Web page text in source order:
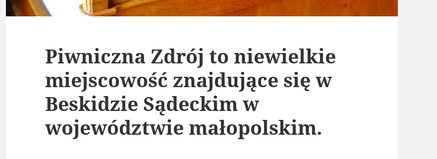
Piwniczna Zdrój to niewielkie
miejscowość znajdujące się w
Beskidzie Sądeckim w
województwie małopolskim.